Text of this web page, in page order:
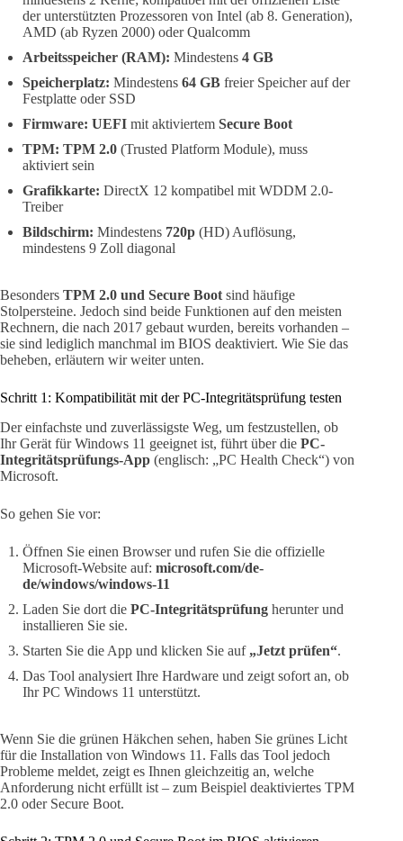
der unterstützten Prozessoren von Intel (ab 8. Generation),
AMD (ab Ryzen 2000) oder Qualcomm
Arbeitsspeicher (RAM): Mindestens 4 GB
Speicherplatz: Mindestens 64 GB freier Speicher auf der
Festplatte oder SSD
Firmware: UEFI mit aktiviertem Secure Boot
TPM: TPM 2.0 (Trusted Platform Module), muss
aktiviert sein
Grafikkarte: DirectX 12 kompatibel mit WDDM 2.0-
Treiber
Bildschirm: Mindestens 720p (HD) Auflösung,
mindestens 9 Zoll diagonal
Besonders TPM 2.0 und Secure Boot sind häufige
Stolpersteine. Jedoch sind beide Funktionen auf den meisten
Rechnern, die nach 2017 gebaut wurden, bereits vorhanden –
sie sind lediglich manchmal im BIOS deaktiviert. Wie Sie das
beheben, erläutern wir weiter unten.
Schritt 1: Kompatibilität mit der PC-Integritätsprüfung testen
Der einfachste und zuverlässigste Weg, um festzustellen, ob
Ihr Gerät für Windows 11 geeignet ist, führt über die PC-
Integritätsprüfungs-App (englisch: „PC Health Check“) von
Microsoft.
So gehen Sie vor:
Öffnen Sie einen Browser und rufen Sie die offizielle
Microsoft-Website auf: microsoft.com/de-
de/windows/windows-11
Laden Sie dort die PC-Integritätsprüfung herunter und
installieren Sie sie.
Starten Sie die App und klicken Sie auf „Jetzt prüfen“.
Das Tool analysiert Ihre Hardware und zeigt sofort an, ob
Ihr PC Windows 11 unterstützt.
Wenn Sie die grünen Häkchen sehen, haben Sie grünes Licht
für die Installation von Windows 11. Falls das Tool jedoch
Probleme meldet, zeigt es Ihnen gleichzeitig an, welche
Anforderung nicht erfüllt ist – zum Beispiel deaktiviertes TPM
2.0 oder Secure Boot.